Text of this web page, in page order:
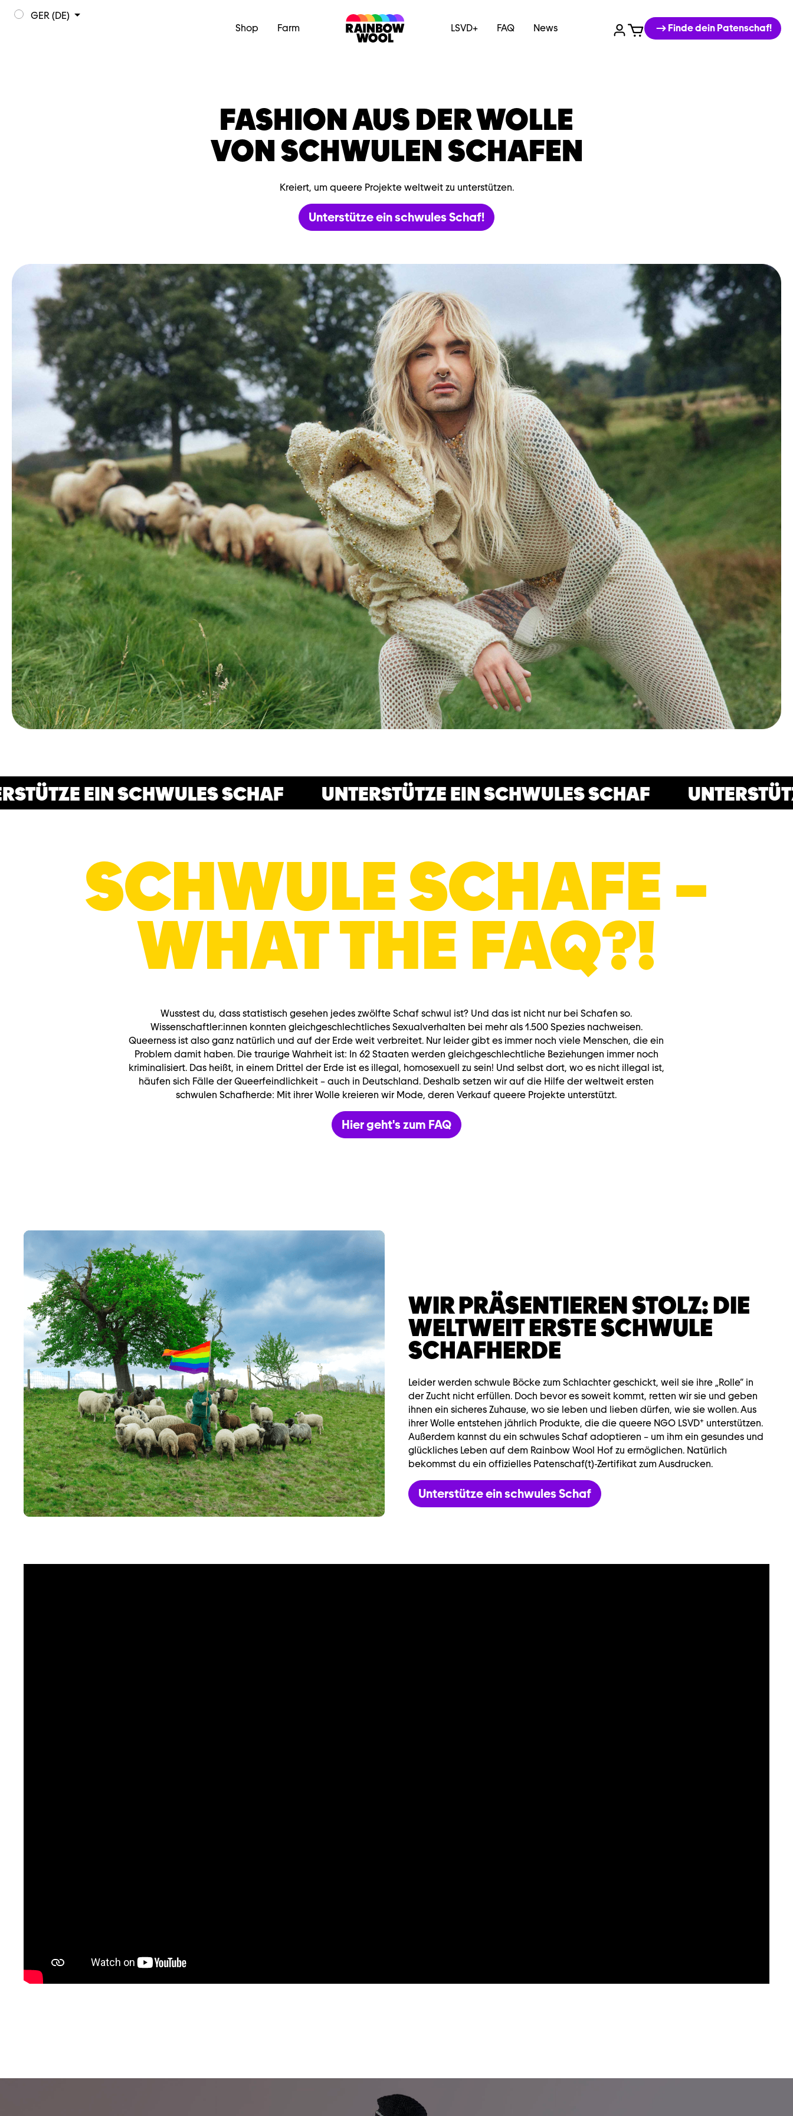
GER (DE)
Shop
Farm LSVD+ FAQ News Finde dein Patenschaf!
FASHION AUS DER WOLLE
VON SCHWULEN SCHAFEN
Kreiert, um queere Projekte weltweit zu unterstützen.
Unterstütze ein schwules Schaf!
EIN SCHWULES SCHAF UNTERSTÜTZE EIN SCHWULES SCHAF UNTERSTÜTZE
SCHWULE SCHAFE –
WHAT THE FAQ?!
Wusstest du, dass statistisch gesehen jedes zwölfte Schaf schwul ist? Und das ist nicht nur bei Schafen so.
Wissenschaftler:innen konnten gleichgeschlechtliches Sexualverhalten bei mehr als 1.500 Spezies nachweisen.
Queerness ist also ganz natürlich und auf der Erde weit verbreitet. Nur leider gibt es immer noch viele Menschen, die ein
Problem damit haben. Die traurige Wahrheit ist: In 62 Staaten werden gleichgeschlechtliche Beziehungen immer noch
kriminalisiert. Das heißt, in einem Drittel der Erde ist es illegal, homosexuell zu sein! Und selbst dort, wo es nicht illegal ist,
häufen sich Fälle der Queerfeindlichkeit – auch in Deutschland. Deshalb setzen wir auf die Hilfe der weltweit ersten
schwulen Schafherde: Mit ihrer Wolle kreieren wir Mode, deren Verkauf queere Projekte unterstützt.
Hier geht's zum FAQ
WIR PRÄSENTIEREN STOLZ: DIE
WELTWEIT ERSTE SCHWULE
SCHAFHERDE
Leider werden schwule Böcke zum Schlachter geschickt, weil sie ihre „Rolle“ in
der Zucht nicht erfüllen. Doch bevor es soweit kommt, retten wir sie und geben
ihnen ein sicheres Zuhause, wo sie leben und lieben dürfen, wie sie wollen. Aus
ihrer Wolle entstehen jährlich Produkte, die die queere NGO LSVD+ unterstützen.
Außerdem kannst du ein schwules Schaf adoptieren – um ihm ein gesundes und
glückliches Leben auf dem Rainbow Wool Hof zu ermöglichen. Natürlich
bekommst du ein offizielles Patenschaf(t)-Zertifikat zum Ausdrucken.
Unterstütze ein schwules Schaf